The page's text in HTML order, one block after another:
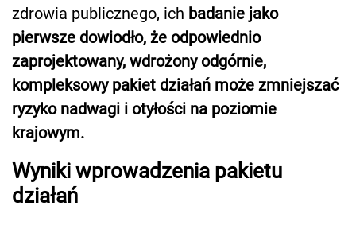
zdrowia publicznego, ich badanie jako
pierwsze dowiodło, że odpowiednio
zaprojektowany, wdrożony odgórnie,
kompleksowy pakiet działań może zmniejszać
ryzyko nadwagi i otyłości na poziomie
krajowym.
Wyniki wprowadzenia pakietu
działań